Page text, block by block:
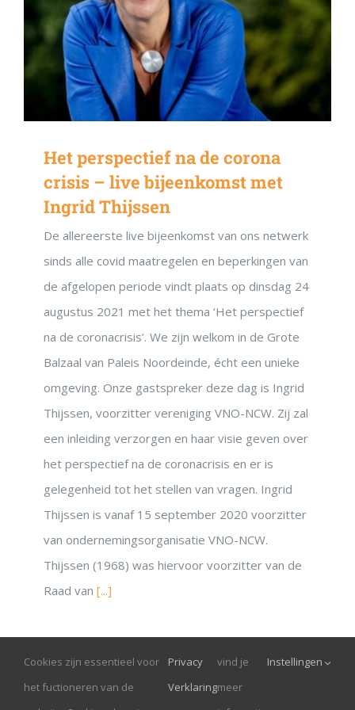
Het perspectief na de corona
crisis – live bijeenkomst met
Ingrid Thijssen
De allereerste live bijeenkomst van ons netwerk
sinds alle covid maatregelen en beperkingen van
de afgelopen periode vindt plaats op dinsdag 24
augustus 2021 met het thema ‘Het perspectief
na de coronacrisis’. We zijn welkom in de Grote
Balzaal van Paleis Noordeinde, écht een unieke
omgeving. Onze gastspreker deze dag is Ingrid
Thijssen, voorzitter vereniging VNO-NCW. Zij zal
een inleiding verzorgen en haar visie geven over
het perspectief na de coronacrisis en er is
gelegenheid tot het stellen van vragen. Ingrid
Thijssen is vanaf 15 september 2020 voorzitter
van ondernemingsorganisatie VNO-NCW.
Thijssen (1968) was hiervoor voorzitter van de
Raad van [...]
Cookies zijn essentieel voor
het fuctioneren van de
Privacy
Verklaring
vind je
meer
Instellingen